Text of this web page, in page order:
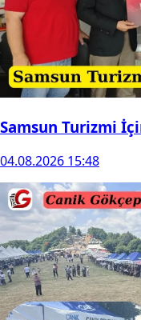
Samsun Turizmi
04.08.2026 15:48